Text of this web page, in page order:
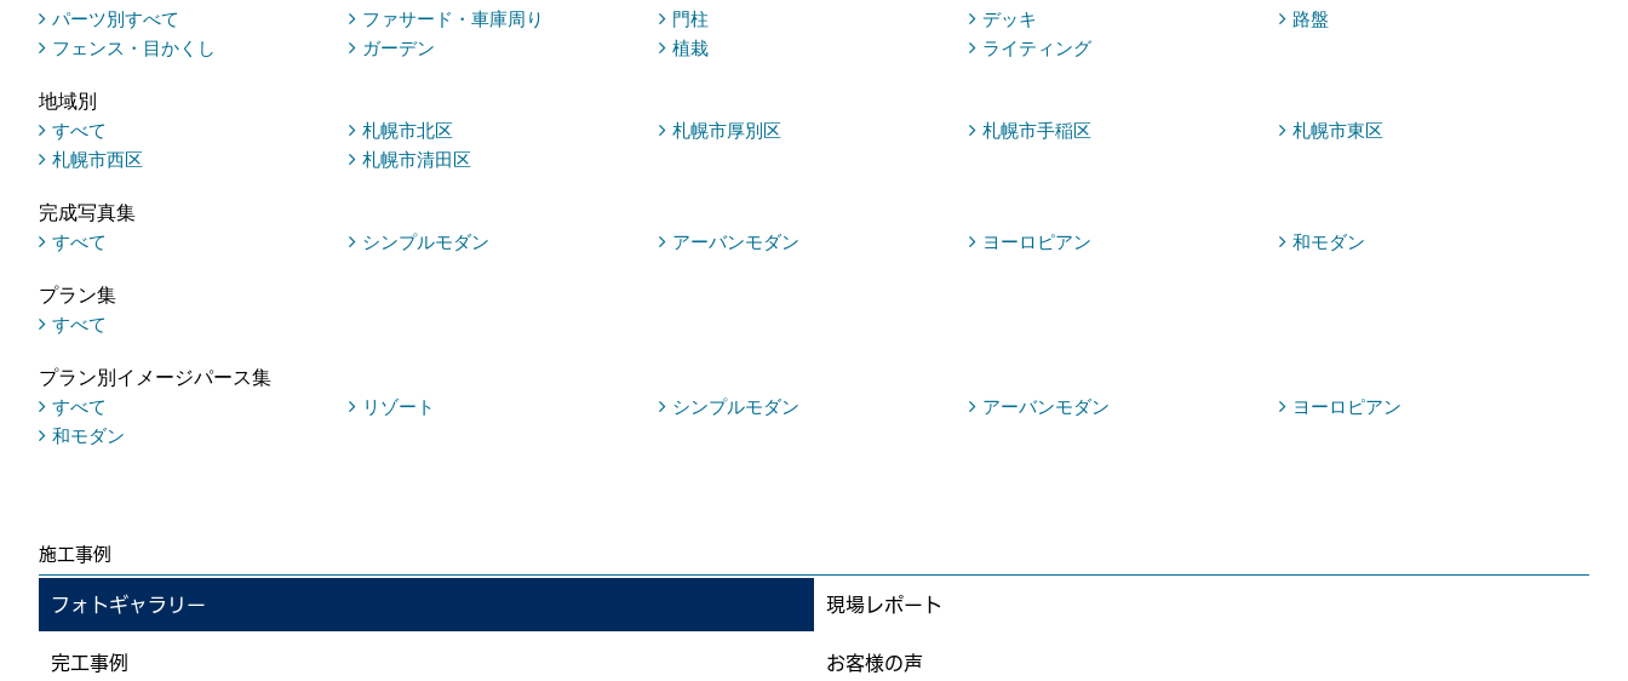
パーツ別すべて
ファサード・車庫周り 門柱 デッキ
路盤
フェンス・目かくし
ガーデン 植栽 ライティング
地域別
すべて
札幌市北区 札幌市厚別区 札幌市手稲区
札幌市東区
札幌市西区
札幌市清田区
完成写真集
すべて
シンプルモダン アーバンモダン ヨーロピアン 和モダン
プラン集
すべて
プラン別イメージパース集
すべて
リゾート シンプルモダン アーバンモダン
ヨーロピアン
和モダン
施工事例
フォトギャラリー 現場レポート
完工事例 お客様の声